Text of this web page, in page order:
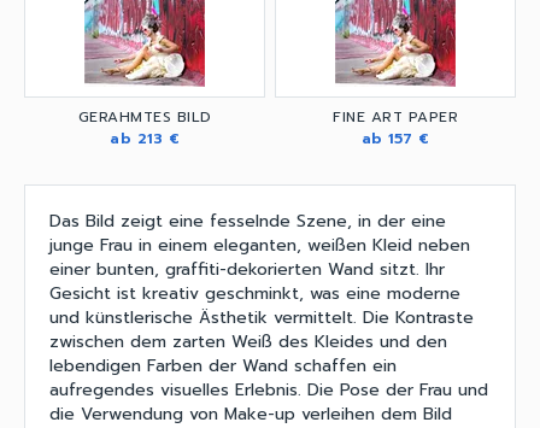
GERAHMTES BILD
ab 213 €
FINE ART PAPER
ab 157 €
Das Bild zeigt eine fesselnde Szene, in der eine
junge Frau in einem eleganten, weißen Kleid neben
einer bunten, graffiti-dekorierten Wand sitzt. Ihr
Gesicht ist kreativ geschminkt, was eine moderne
und künstlerische Ästhetik vermittelt. Die Kontraste
zwischen dem zarten Weiß des Kleides und den
lebendigen Farben der Wand schaffen ein
aufregendes visuelles Erlebnis. Die Pose der Frau und
die Verwendung von Make-up verleihen dem Bild